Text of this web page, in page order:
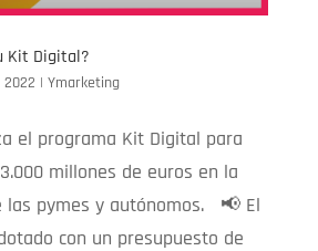
Kit Digital?
2022 | Ymarketing
el programa Kit Digital para
millones de euros en la
las pymes y autónomos. 📢 El
con un presupuesto de